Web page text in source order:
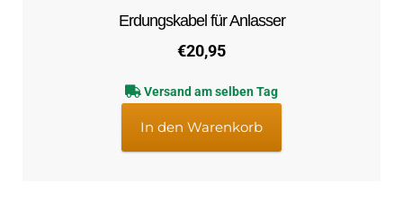
Erdungskabel für Anlasser
€20,95
Versand am selben Tag
In den Warenkorb